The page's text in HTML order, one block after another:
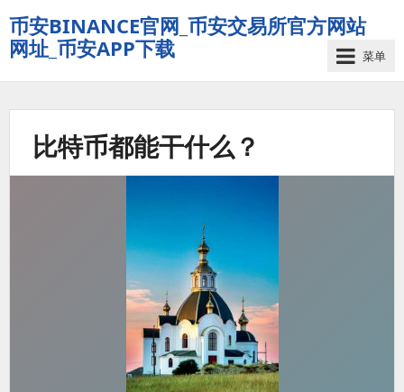
币安BINANCE官网_币安交易所官方网站
网址_币安APP下载
菜单
比特币都能干什么？